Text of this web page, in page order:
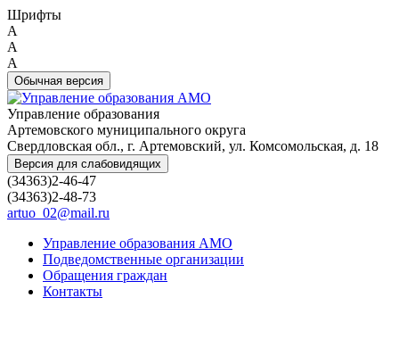
Шрифты
A
A
A
Обычная версия
Управление образования
Артемовского муниципального округа
Свердловская обл., г. Артемовский, ул. Комсомольская, д. 18
Версия для слабовидящих
(34363)2-46-47
(34363)2-48-73
artuo_02@mail.ru
Управление образования АМО
Подведомственные организации
Обращения граждан
Контакты